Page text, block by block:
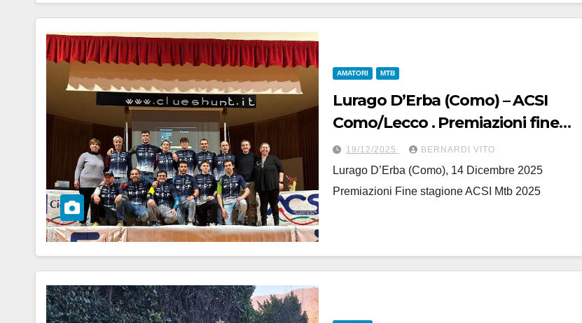
AMATORI MTB
Lurago D’Erba (Como) – ACSI
Como/Lecco . Premiazioni fine
stagione 2025 “Master Cicli Pozzi
Mtb”
19/12/2025 BERNARDI VITO
Lurago D’Erba (Como), 14 Dicembre 2025
Premiazioni Fine stagione ACSI Mtb 2025